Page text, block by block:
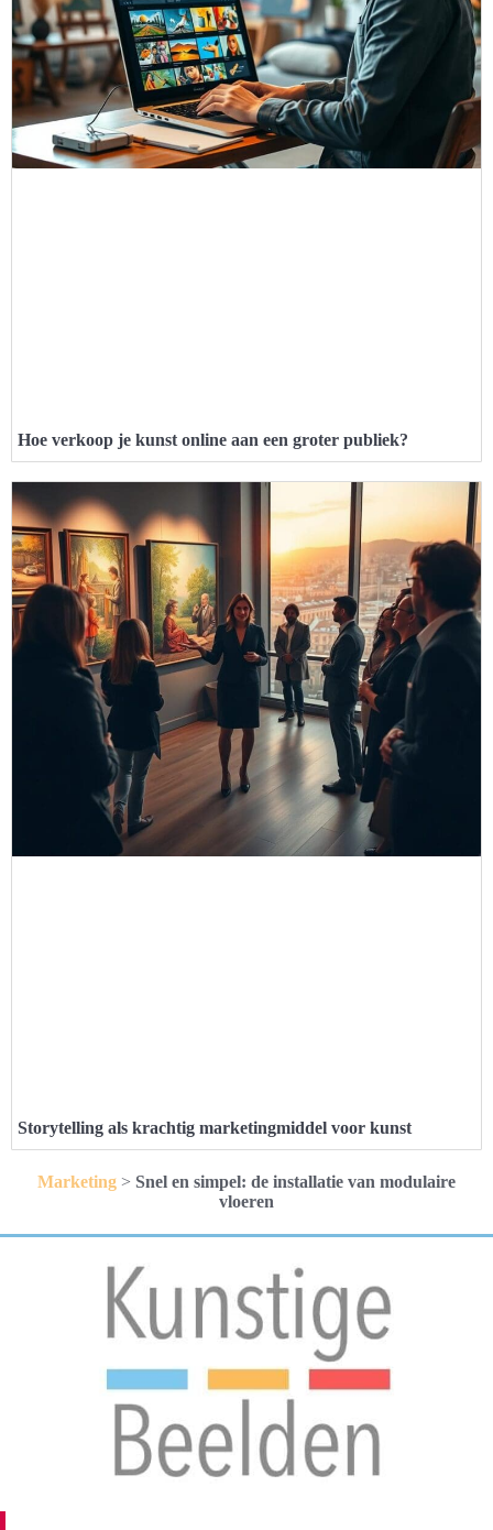
Hoe verkoop je kunst online aan een groter publiek?
Storytelling als krachtig marketingmiddel voor kunst
Marketing > Snel en simpel: de installatie van modulaire
vloeren